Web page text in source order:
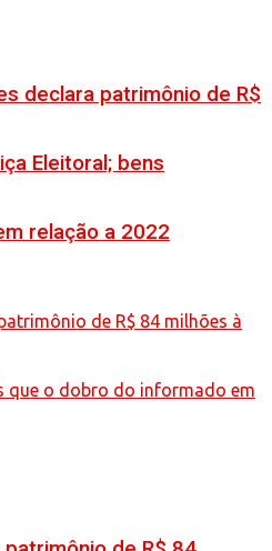
declara patrimônio de R$
Eleitoral; bens
relação a 2022